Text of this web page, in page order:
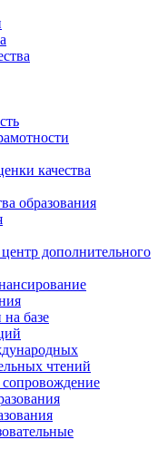
качества
образования
дополнительного
базе
чтений
сопровождение